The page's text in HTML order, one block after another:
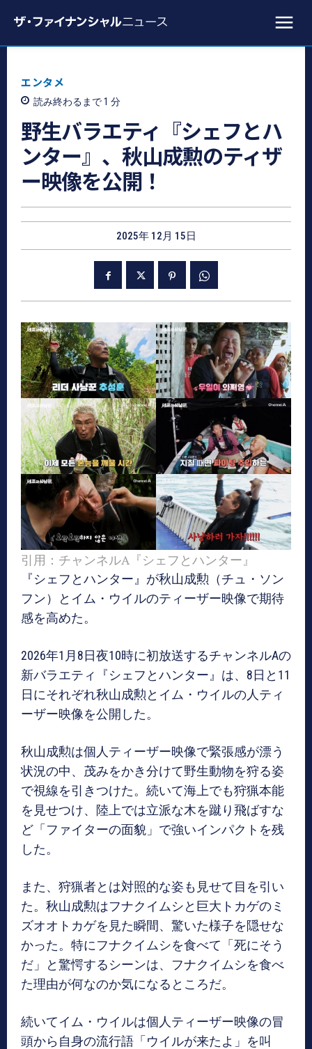
エンタメ
読み終わるまで 1 分
野生バラエティ『シェフとハ
ンター』、秋山成勲のティザ
ー映像を公開！
2025年 12月 15日
引用：チャンネルA『シェフとハンター』
『シェフとハンター』が秋山成勲（チュ・ソン
フン）とイム・ウイルのティーザー映像で期待
感を高めた。
2026年1月8日夜10時に初放送するチャンネルAの
新バラエティ『シェフとハンター』は、8日と11
日にそれぞれ秋山成勲とイム・ウイルの人ティ
ーザー映像を公開した。
秋山成勲は個人ティーザー映像で緊張感が漂う
状況の中、茂みをかき分けて野生動物を狩る姿
で視線を引きつけた。続いて海上でも狩猟本能
を見せつけ、陸上では立派な木を蹴り飛ばすな
ど「ファイターの面貌」で強いインパクトを残
した。
また、狩猟者とは対照的な姿も見せて目を引い
た。秋山成勲はフナクイムシと巨大トカゲのミ
ズオオトカゲを見た瞬間、驚いた様子を隠せな
かった。特にフナクイムシを食べて「死にそう
だ」と驚愕するシーンは、フナクイムシを食べ
た理由が何なのか気になるところだ。
続いてイム・ウイルは個人ティーザー映像の冒
頭から自身の流行語「ウイルが来たよ」を叫